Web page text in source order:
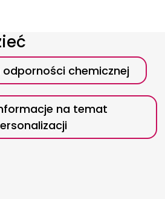
chemicznej
na temat